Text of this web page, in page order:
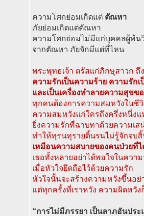
ความโศกย่อมเกิดแต่ ตัณหา
ภัยย่อมเกิดแต่ตัณหา
ความโศกย่อมไม่มีแก่บุคคลผู้พ้น
จากตัณหา ภัยจักมีแต่ที่ไหน
พระพุทธเจ้า ตรัสแก่ภิกษุสาวก ถึ
ความรักเป็นความร้าย ความรัก
และเป็นเครื่องทำลายความสุขข
ทุกคนต้องการความสมหวังในชี
ความสมหวังแก่ใครถึงครึ่งหนึ่งแ
ยิ่งความรักที่ฉาบทาด้วยความเ
ทำให้ทุรนทุรายดิ้นรนไม่รู้จักจบ
เหมือนความสบายของคนป่วยที่
เธอทั้งหลายอย่าได้พอใจในความ
เมื่อหัวใจยึดถือไว้ด้วยความรัก
หัวใจนั้นจะสร้างความหวังขึ้นอย่
แต่ทุกครั้งที่เราหวัง ความผิดหวัง
“การไม่มีภรรยา เป็นลาภอันประ